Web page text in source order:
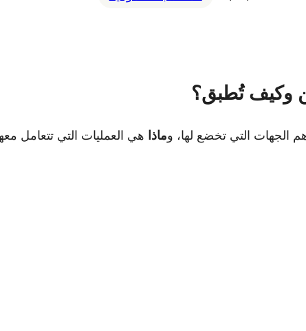
وكيف تُطبق؟
الجهات التي تخضع لها، وماذا هي العمليات التي تتعامل